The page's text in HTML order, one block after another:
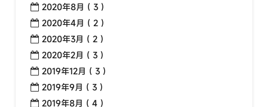
2020年8月 ( 3 )
2020年4月 ( 2 )
2020年3月 ( 2 )
2020年2月 ( 3 )
2019年12月 ( 3 )
2019年9月 ( 3 )
2019年8月 ( 4 )